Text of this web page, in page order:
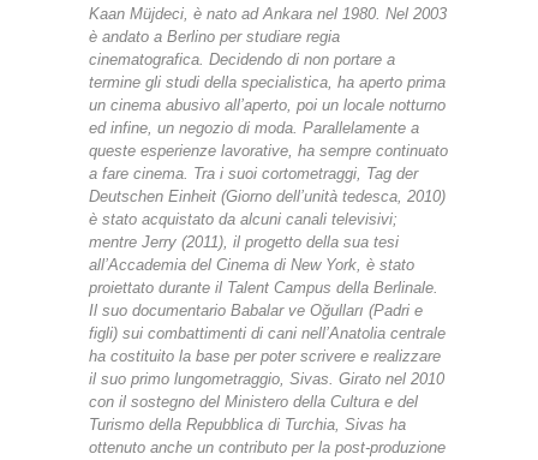
Kaan Müjdeci, è nato ad Ankara nel 1980. Nel 2003
è andato a Berlino per studiare regia
cinematografica. Decidendo di non portare a
termine gli studi della specialistica, ha aperto prima
un cinema abusivo all’aperto, poi un locale notturno
ed infine, un negozio di moda. Parallelamente a
queste esperienze lavorative, ha sempre continuato
a fare cinema. Tra i suoi cortometraggi, Tag der
Deutschen Einheit (Giorno dell’unità tedesca, 2010)
è stato acquistato da alcuni canali televisivi;
mentre Jerry (2011), il progetto della sua tesi
all’Accademia del Cinema di New York, è stato
proiettato durante il Talent Campus della Berlinale.
Il suo documentario Babalar ve Oğulları (Padri e
figli) sui combattimenti di cani nell’Anatolia centrale
ha costituito la base per poter scrivere e realizzare
il suo primo lungometraggio, Sivas. Girato nel 2010
con il sostegno del Ministero della Cultura e del
Turismo della Repubblica di Turchia, Sivas ha
ottenuto anche un contributo per la post-produzione